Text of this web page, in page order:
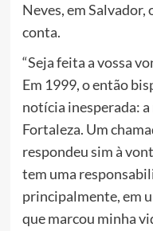
Neves, em Salvador,
conta.
“Seja feita a vossa
Em 1999, o então
notícia inesperada:
Fortaleza. Um
respondeu sim à
tem uma
principalmente, em
que marcou minha